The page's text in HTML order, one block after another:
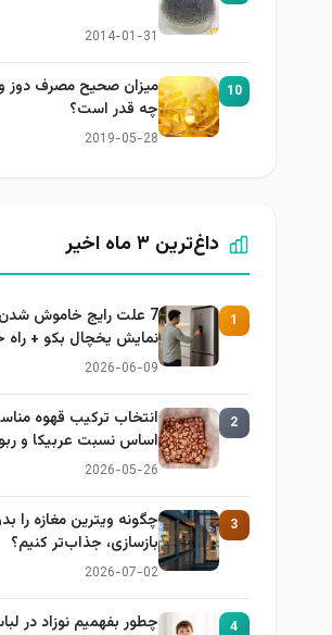
2014-01-31
10
چه قدر است؟
2019-05-28
داغ‌ترین ۳ ماه اخیر
1
7 علت رایج خاموش
نمایش یخچال بکو + راه
2026-06-09
2
انتخاب ترکیب قهوه
اساس نسبت عربیکا و
2026-05-26
3
چگونه ویترین مغازه را
بازسازی، جذاب‌تر کنیم؟
2026-07-02
4
چطور بفهمیم نوزاد در